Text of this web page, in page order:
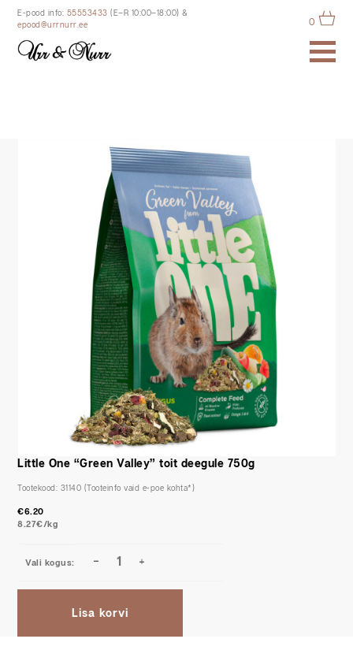
E-pood info: 55553433 (E–R 10:00–18:00) &
epood@urrnurr.ee
0
Little One “Green Valley” toit deegule 750g
€6.20
8.27€/kg
Lisa korvi
Tootekood: 31140